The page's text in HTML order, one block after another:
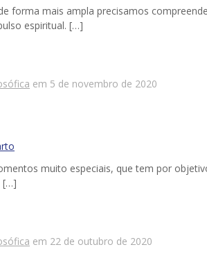
forma mais ampla precisamos
espiritual. […]
em 5 de novembro de 2020
muito especiais, que tem por
[…]
em 22 de outubro de 2020